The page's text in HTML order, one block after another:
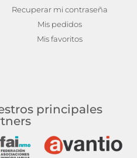
Recuperar mi contraseña
Mis pedidos
Mis favoritos
principales